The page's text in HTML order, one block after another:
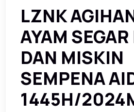
LZNK
AYAM
DAN MISKIN
SEMPENA
1445H/